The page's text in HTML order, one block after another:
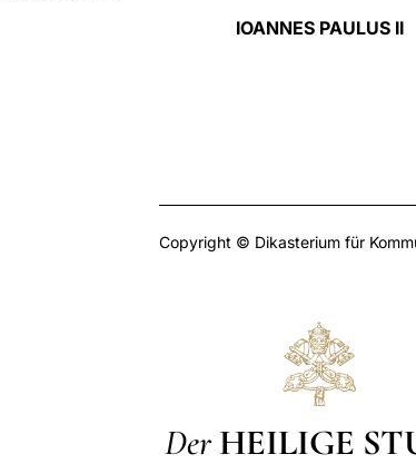
IOANNES PAULUS II
Copyright © Dikasterium für
Der HEILIGE